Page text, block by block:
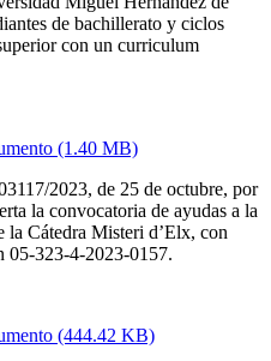
de bachillerato y ciclos
con un curriculum
(1.40 MB)
2023, de 25 de octubre, por
la convocatoria de ayudas a la
la Cátedra Misteri d’Elx, con
05-323-4-2023-0157.
(444.42 KB)